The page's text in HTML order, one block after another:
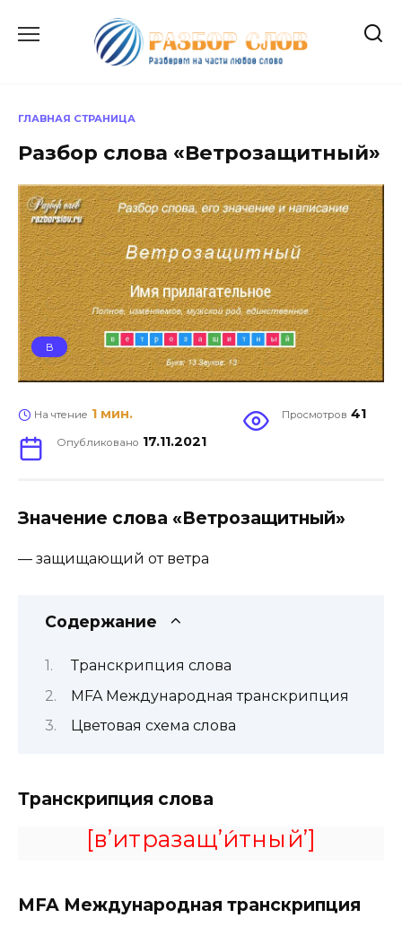
содержанию
ГЛАВНАЯ СТРАНИЦА
Разбор слова «Ветрозащитный»
В
На чтение 1 мин. Просмотров 41
Опубликовано 17.11.2021
Значение слова «Ветрозащитный»
— защищающий от ветра
Содержание
Транскрипция слова
MFA Международная транскрипция
Цветовая схема слова
Транскрипция слова
[в’итразащ’и́тный’]
MFA Международная транскрипция